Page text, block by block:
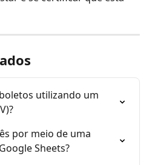
utilizando um
por meio de uma
Sheets?